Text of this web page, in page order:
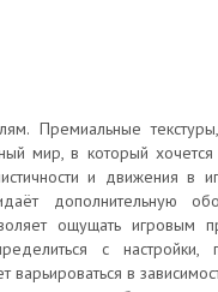
Премиальные
мир, в который хочется
и движения в
дополнительную
ощущать игровым
с
в